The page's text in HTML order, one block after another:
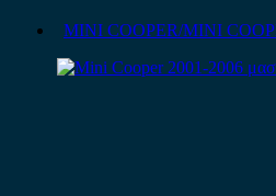
MINI COOPER/MINI